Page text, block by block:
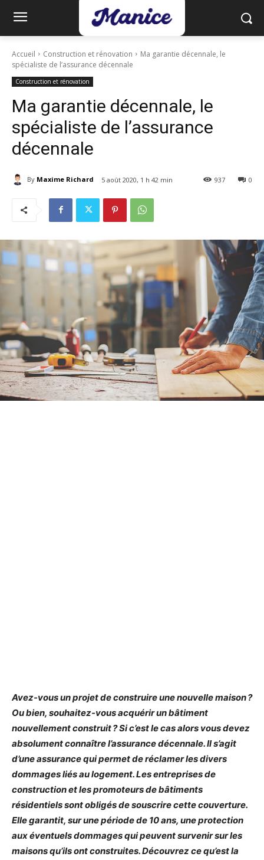
Accueil Construction et rénovation
Ma garantie décennale, le
spécialiste de l’assurance décennale
Construction et rénovation
Ma garantie décennale, le
spécialiste de l’assurance
décennale
By Maxime Richard 5 août 2020, 1 h 42 min 0
937
Avez-vous un projet de construire une nouvelle maison ?
Ou bien, souhaitez-vous acquérir un bâtiment
nouvellement construit ? Si c’est le cas alors vous devez
absolument connaître l’assurance décennale. Il s’agit
d’une assurance qui permet de réclamer les divers
dommages liés au logement. Les entreprises de
construction et les promoteurs de bâtiments
résidentiels sont obligés de souscrire cette couverture.
Elle garantit, sur une période de 10 ans, une protection
aux éventuels dommages qui peuvent survenir sur les
maisons qu’ils ont construites. Découvrez ce qu’est la